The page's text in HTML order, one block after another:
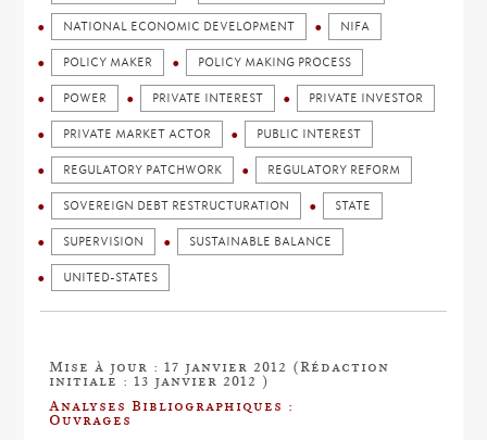
NATIONAL ECONOMIC DEVELOPMENT NIFA
POLICY MAKER POLICY MAKING PROCESS
POWER PRIVATE INTEREST PRIVATE INVESTOR
PRIVATE MARKET ACTOR PUBLIC INTEREST
REGULATORY PATCHWORK REGULATORY REFORM
SOVEREIGN DEBT RESTRUCTURATION STATE
SUPERVISION SUSTAINABLE BALANCE
UNITED-STATES
Mise à jour : 17 janvier 2012 (Rédaction
initiale : 13 janvier 2012 )
Analyses Bibliographiques :
Ouvrages